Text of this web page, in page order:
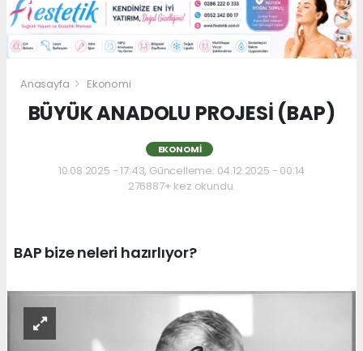
Anasayfa Ekonomi
BÜYÜK ANADOLU PROJESİ (BAP)
EKONOMI
10.08.2025 - 17:43, Güncelleme: 04.12.2025 - 00:14
276887+ kez okundu.
BAP bize neleri hazırlıyor?